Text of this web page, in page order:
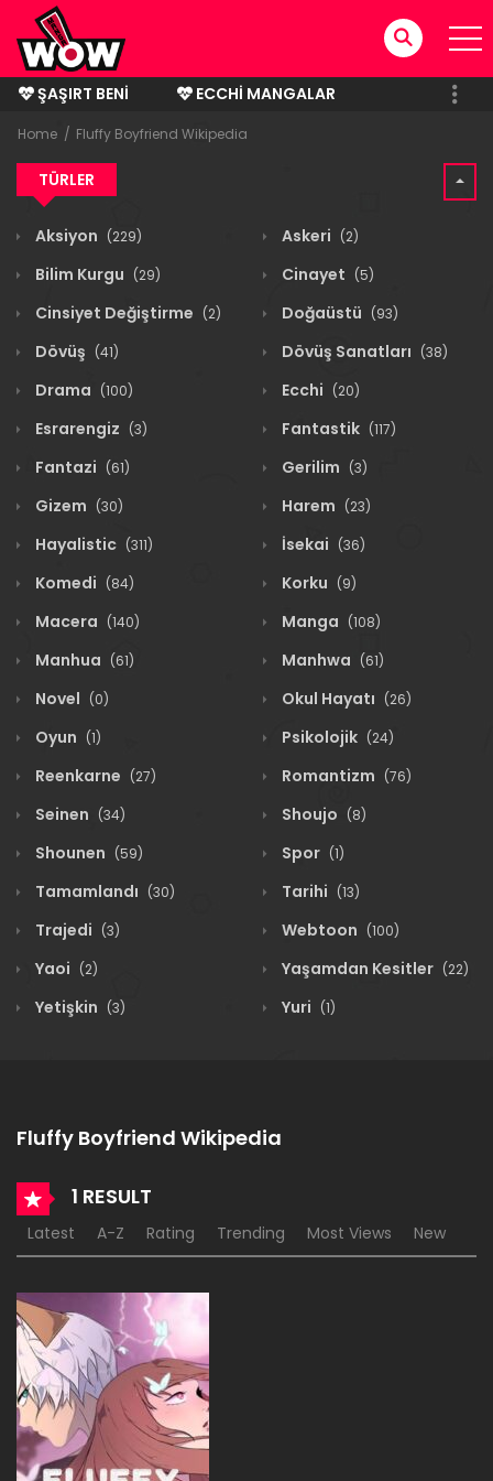
ŞAŞIRT BENI
ECCHI MANGALAR
BITMIŞ MANGALAR
Home Fluffy Boyfriend Wikipedia
TÜRLER
Aksiyon (229) Askeri (2)
Bilim Kurgu (29) Cinayet (5)
Cinsiyet Değiştirme (2) Doğaüstü (93)
Dövüş (41) Dövüş Sanatları (38)
Drama (100) Ecchi (20)
Esrarengiz (3) Fantastik (117)
Fantazi (61) Gerilim (3)
Gizem (30) Harem (23)
Hayalistic (311) İsekai (36)
Komedi (84) Korku (9)
Macera (140) Manga (108)
Manhua (61) Manhwa (61)
Novel (0) Okul Hayatı (26)
Oyun (1) Psikolojik (24)
Reenkarne (27) Romantizm (76)
Seinen (34) Shoujo (8)
Shounen (59) Spor (1)
Tamamlandı (30) Tarihi (13)
Trajedi (3) Webtoon (100)
Yaoi (2) Yaşamdan Kesitler (22)
Yetişkin (3) Yuri (1)
Fluffy Boyfriend Wikipedia
1 RESULT
Latest A-Z Rating Trending Most Views New